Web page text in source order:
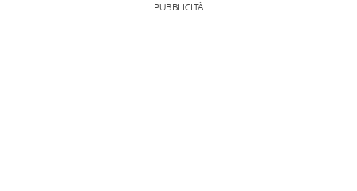
PUBBLICITÀ